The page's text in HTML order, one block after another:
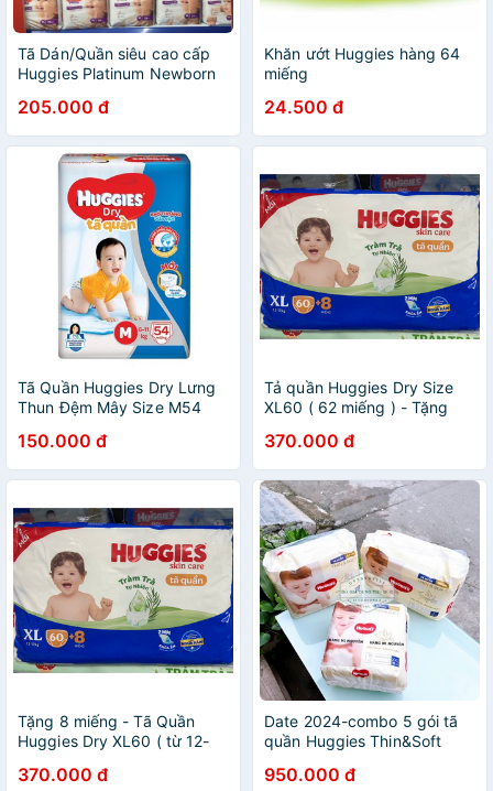
Tã Dán/Quần siêu cao cấp
Huggies Platinum Newborn
miếng
205.000 đ
Khăn ướt Huggies hàng 64
miếng
24.500 đ
Tã Quần Huggies Dry Lưng
Thun Đệm Mây Size M54
HSD 2024
150.000 đ
Tả quần Huggies Dry Size
XL60 ( 62 miếng ) - Tặng
370.000 đ
Tặng 8 miếng - Tã Quần
Huggies Dry XL60 ( từ 12-
trà - HSD Luôn Mới
370.000 đ
Date 2024-combo 5 gói tã
quần Huggies Thin&Soft
xuất)
950.000 đ